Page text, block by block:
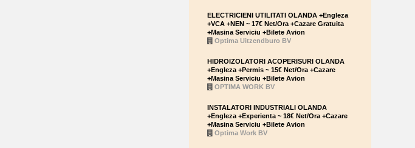
ELECTRICIENI UTILITATI OLANDA +Engleza
+VCA +NEN ~ 17€ Net/Ora +Cazare Gratuita
+Masina Serviciu +Bilete Avion
Optima Uitzendburo BV
HIDROIZOLATORI ACOPERISURI OLANDA
+Engleza +Permis ~ 15€ Net/Ora +Cazare
+Masina Serviciu +Bilete Avion
OPTIMA WORK BV
INSTALATORI INDUSTRIALI OLANDA
+Engleza +Experienta ~ 18€ Net/Ora +Cazare
+Masina Serviciu +Bilete Avion
Optima Work BV